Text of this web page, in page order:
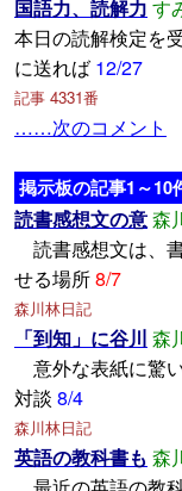
国語力、読解力 す
本日の読解検定を
に送れば 12/27
記事 4331番
……次のコメント
掲示板の記事1～10
読書感想文の意森
読書感想文は、
せる場所8/7
森川林日記
「到知」に谷川 森
意外な表紙に驚
対談 8/4
森川林日記
英語の教科書も 森